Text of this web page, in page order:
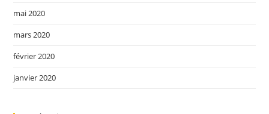
mai 2020
mars 2020
février 2020
janvier 2020